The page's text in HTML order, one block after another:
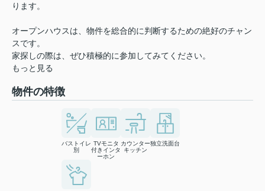
ります。
オープンハウスは、物件を総合的に判断するための絶好のチャン
スです。
家探しの際は、ぜひ積極的に参加してみてください。
もっと見る
物件の特徴
バストイレ
別
TVモニタ
付きインタ
ーホン
カウンター
キッチン
独立洗面台